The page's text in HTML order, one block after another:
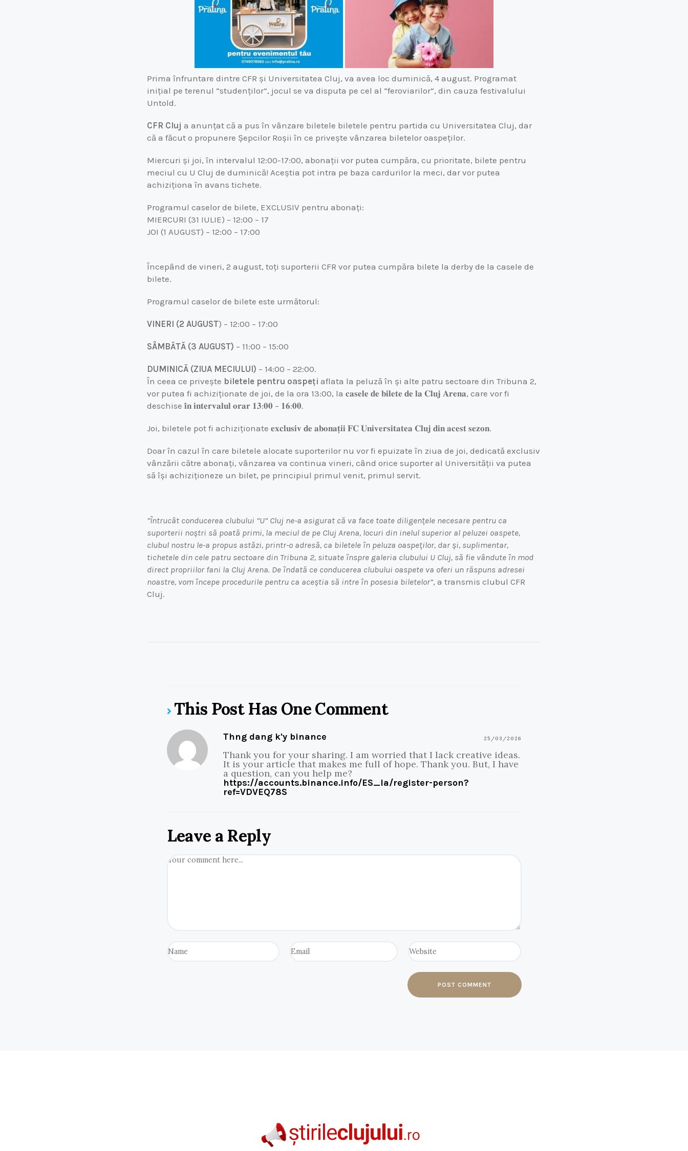
Prima înfruntare dintre CFR și Universitatea Cluj, va avea loc duminică, 4 august. Programat
inițial pe terenul “studenților”, jocul se va disputa pe cel al “feroviarilor”, din cauza festivalului
Untold.
CFR Cluj a anunțat că a pus în vânzare biletele biletele pentru partida cu Universitatea Cluj, dar
că a făcut o propunere Șepcilor Roșii în ce privește vânzarea biletelor oaspeților.
Miercuri și joi, în intervalul 12:00-17:00, abonații vor putea cumpăra, cu prioritate, bilete pentru
meciul cu U Cluj de duminică! Aceștia pot intra pe baza cardurilor la meci, dar vor putea
achiziționa în avans tichete.
Programul caselor de bilete, EXCLUSIV pentru abonați:
MIERCURI (31 IULIE) – 12:00 – 17
JOI (1 AUGUST) – 12:00 – 17:00
Începând de vineri, 2 august, toți suporterii CFR vor putea cumpăra bilete la derby de la casele de
bilete.
Programul caselor de bilete este următorul:
VINERI (2 AUGUST) – 12:00 – 17:00
SÂMBĂTĂ (3 AUGUST) – 11:00 – 15:00
DUMINICĂ (ZIUA MECIULUI) – 14:00 – 22:00.
În ceea ce privește biletele pentru oaspeți aflata la peluză în și alte patru sectoare din Tribuna 2,
vor putea fi achiziționate de joi, de la ora 13:00, la 𝐜𝐚𝐬𝐞𝐥𝐞 𝐝𝐞 𝐛𝐢𝐥𝐞𝐭𝐞 𝐝𝐞 𝐥𝐚 𝐂𝐥𝐮𝐣 𝐀𝐫𝐞𝐧𝐚, care vor fi
deschise 𝐢̂𝐧 𝐢𝐧𝐭𝐞𝐫𝐯𝐚𝐥𝐮𝐥 𝐨𝐫𝐚𝐫 𝟏𝟑:𝟎𝟎 – 𝟏𝟔:𝟎𝟎.
Joi, biletele pot fi achiziționate 𝐞𝐱𝐜𝐥𝐮𝐬𝐢𝐯 𝐝𝐞 𝐚𝐛𝐨𝐧𝐚𝐭̦𝐢𝐢 𝐅𝐂 𝐔𝐧𝐢𝐯𝐞𝐫𝐬𝐢𝐭𝐚𝐭𝐞𝐚 𝐂𝐥𝐮𝐣 𝐝𝐢𝐧 𝐚𝐜𝐞𝐬𝐭 𝐬𝐞𝐳𝐨𝐧.
Doar în cazul în care biletele alocate suporterilor nu vor fi epuizate în ziua de joi, dedicată exclusiv
vânzării către abonați, vânzarea va continua vineri, când orice suporter al Universității va putea
să își achiziționeze un bilet, pe principiul primul venit, primul servit.
”Întrucât conducerea clubului ”U” Cluj ne-a asigurat că va face toate diligențele necesare pentru ca
suporterii noștri să poată primi, la meciul de pe Cluj Arena, locuri din inelul superior al peluzei oaspete,
clubul nostru le-a propus astăzi, printr-o adresă, ca biletele în peluza oaspeților, dar și, suplimentar,
tichetele din cele patru sectoare din Tribuna 2, situate înspre galeria clubului U Cluj, să fie vândute în mod
direct propriilor fani la Cluj Arena. De îndată ce conducerea clubului oaspete va oferi un răspuns adresei
noastre, vom începe procedurile pentru ca aceștia să intre în posesia biletelor”, a transmis clubul CFR
Cluj.
This Post Has One Comment
Thng dang k'y binance 25/03/2026
Thank you for your sharing. I am worried that I lack creative ideas.
It is your article that makes me full of hope. Thank you. But, I have
a question, can you help me?
https://accounts.binance.info/ES_la/register-person?
ref=VDVEQ78S
Leave a Reply